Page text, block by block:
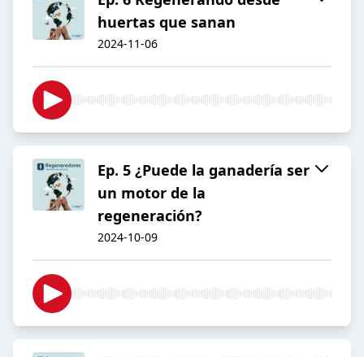
huertas que sanan
2024-11-06
Ep. 5 ¿Puede la ganadería ser
un motor de la
regeneración?
2024-10-09